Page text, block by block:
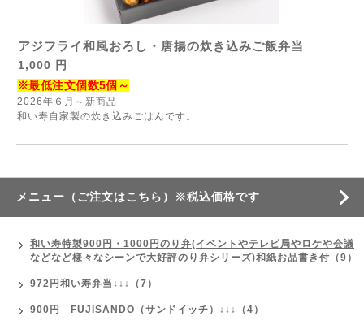
アジフライ和風おろし・唐揚の炊き込みご飯弁当
1,000 円
※最低注文個数5個～
2026年６月～新商品
和い寿自家製の炊き込みごはんです。
メニュー（ご注文はこちら）※税込価格です
和い寿特製900円・1000円のり弁(イベントやテレビ局やロケや会議
などなど様々なシーンで大好評のり弁シリーズ)和紙お品書き付（9）
972円和い寿弁当↓↓↓（7）
900円 FUJISANDO（サンドイッチ）↓↓↓（4）